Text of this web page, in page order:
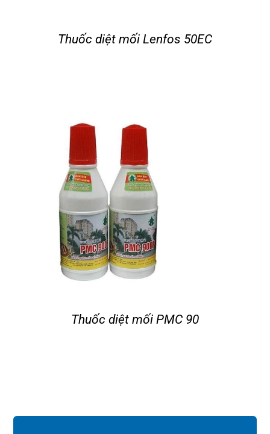
Thuốc diệt mối Lenfos 50EC
Thuốc diệt mối PMC 90